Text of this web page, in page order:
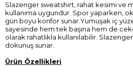
Slazenger sweatshirt, rahat kesimi ve
kullanıma uygundur. Spor yaparken,
gün boyu konfor sunar.Yumuşak iç
sayesinde hem tek başına hem de
olarak rahatlıkla kullanılabilir.
dokunuş sunar.
Ürün Özellikleri